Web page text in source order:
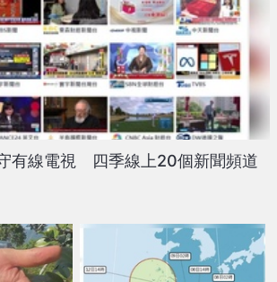
有線電視 四季線上20個新聞頻道